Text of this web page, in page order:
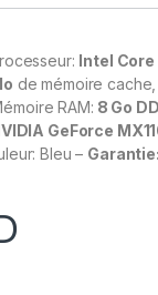
Intel
de mémoire cache,
RAM: 8 Go
GeForce
Bleu –